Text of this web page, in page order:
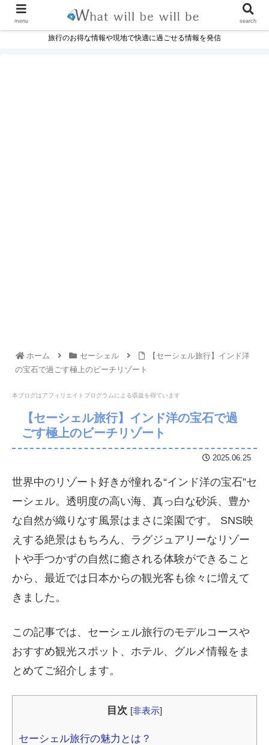
旅行のお得な情報や現地で快適に過ごせる情報を発信
ホーム セーシェル
【セーシェル旅行】インド洋
の宝石で過ごす極上のビーチリゾート
本ブログはアフィリエイトプログラムによる収益を得ています
【セーシェル旅行】インド洋の宝石で過
ごす極上のビーチリゾート
2025.06.25
世界中のリゾート好きが憧れる“インド洋の宝石”セ
ーシェル。透明度の高い海、真っ白な砂浜、豊か
な自然が織りなす風景はまさに楽園です。 SNS映
えする絶景はもちろん、ラグジュアリーなリゾー
トや手つかずの自然に癒される体験ができること
から、最近では日本からの観光客も徐々に増えて
きました。
この記事では、セーシェル旅行のモデルコースや
おすすめ観光スポット、ホテル、グルメ情報をま
とめてご紹介します。
目次 [非表示]
セーシェル旅行の魅力とは？
menu search